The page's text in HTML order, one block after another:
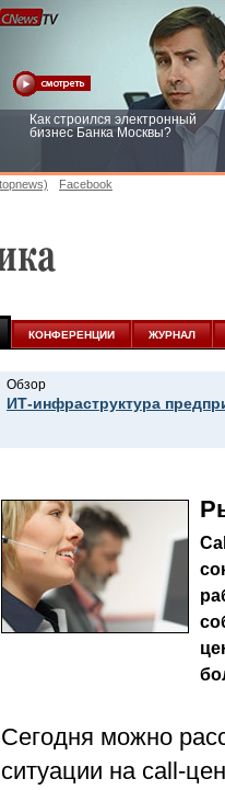
Как строился электронный
бизнес Банка Москвы?
Facebook
КОНФЕРЕНЦИИ ЖУРНАЛ
Обзор
ИТ-инфраструктура
Сегодня можно
ситуации на call-